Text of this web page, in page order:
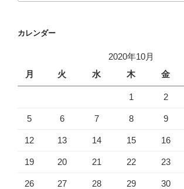
カレンダー
2020年10月
月
火 水 木 金
1 2
5 6 7 8 9
12 13 14 15 16
19 20 21 22 23
26 27 28 29 30